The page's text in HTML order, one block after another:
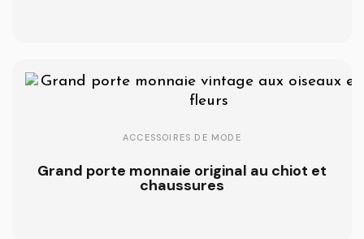
ACCESSOIRES DE MODE
Grand porte monnaie original au chiot et
chaussures